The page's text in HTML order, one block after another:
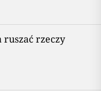
ruszać rzeczy